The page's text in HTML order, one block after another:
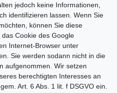
jedoch keine Informationen,
identifizieren lassen. Wenn Sie
können Sie diese
Cookie des Google
Internet-Browser unter
Sie werden sodann nicht in die
aufgenommen. Wir setzen
berechtigten Interesses an
Art. 6 Abs. 1 lit. f DSGVO ein.